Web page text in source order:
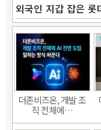
외국인 지갑 잡은
더존비즈온, 개발 조
직 전체에…